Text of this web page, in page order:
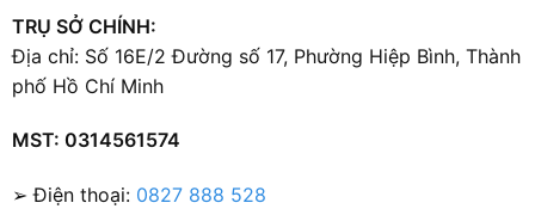
TRỤ SỞ CHÍNH:
Địa chỉ: Số 16E/2 Đường số 17, Phường Hiệp Bình, Thành
phố Hồ Chí Minh
MST: 0314561574
➢ Điện thoại: 0827 888 528